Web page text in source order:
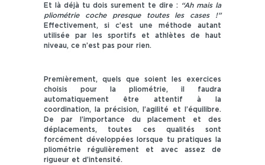
Et là déjà tu dois surement te dire : “Ah mais la
pliométrie coche presque toutes les cases !”
Effectivement, si c’est une méthode autant
utilisée par les sportifs et athlètes de haut
niveau, ce n’est pas pour rien.
Premièrement, quels que soient les exercices
choisis pour la pliométrie, il faudra
automatiquement être attentif à la
coordination, la précision, l’agilité et l’équilibre.
De par l’importance du placement et des
déplacements, toutes ces qualités sont
forcément développées lorsque tu pratiques la
pliométrie régulièrement et avec assez de
rigueur et d’intensité.